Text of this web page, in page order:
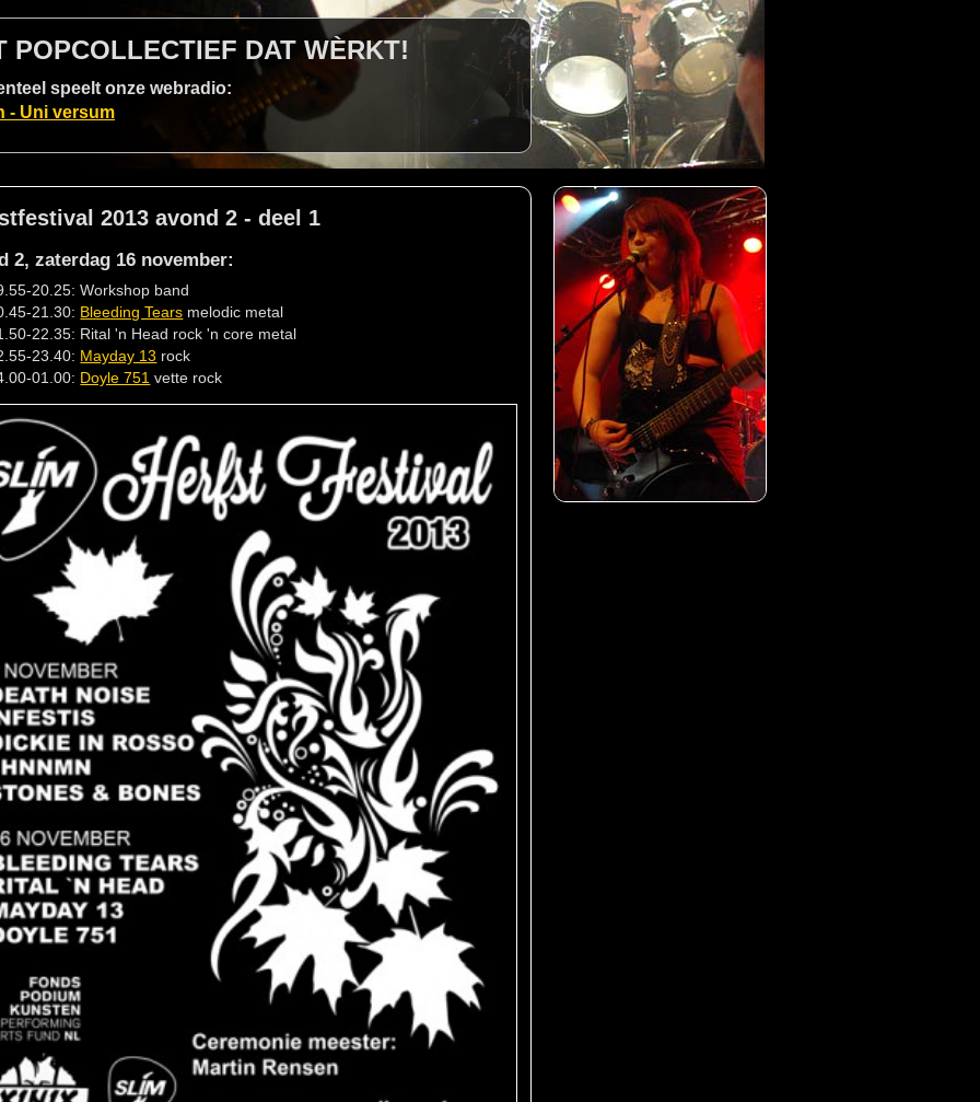
POPCOLLECTIEF DAT WÈRKT!
speelt onze webradio:
- Uni versum
2013 avond 2 - deel 1
2, zaterdag 16 november:
20.25: Workshop band
21.30: Bleeding Tears melodic metal
22.35: Rital 'n Head rock 'n core metal
23.40: Mayday 13 rock
01.00: Doyle 751 vette rock